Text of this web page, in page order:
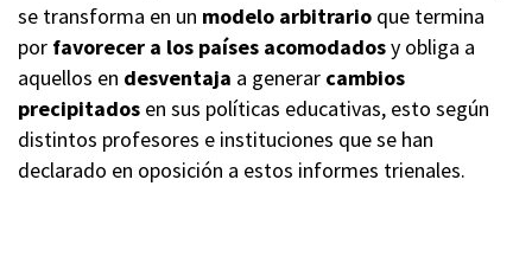
se transforma en un modelo arbitrario que termina
por favorecer a los países acomodadosy obliga a
aquellos en desventaja a generar cambios
precipitados en sus políticas educativas, esto según
distintos profesores e instituciones que se han
declarado en oposición a estos informes trienales.